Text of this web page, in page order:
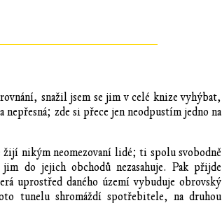
snažil jsem se jim v celé knize vyhýbat,
nepřesná; zde si přece jen neodpustím jedno na
žijí nikým neomezovaní lidé; ti spolu svobodně
do jejich obchodů nezasahuje. Pak přijde
uprostřed daného území vybuduje obrovský
tunelu shromáždí spotřebitele, na druhou